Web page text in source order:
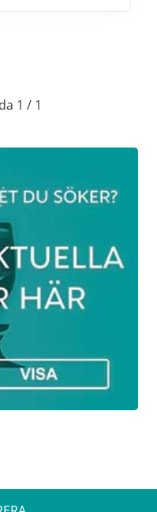
syrliga stekta
picklade
& viltsky
1 / 1